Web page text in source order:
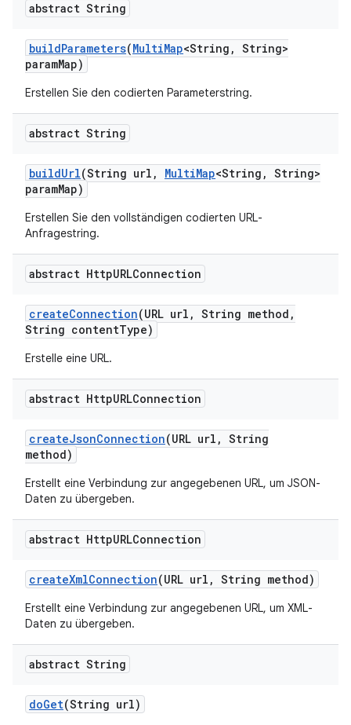
abstract String
buildParameters(MultiMap<String , String>
paramMap)
Erstellen Sie den codierten Parameterstring.
abstract String
buildUrl(String url , MultiMap<String , String>
paramMap)
Erstellen Sie den vollständigen codierten URL-
Anfragestring.
abstract HttpURLConnection
createConnection(URL url , String method ,
String contentType)
Erstelle eine URL.
abstract HttpURLConnection
createJsonConnection(URL url , String
method)
Erstellt eine Verbindung zur angegebenen URL, um JSON-
Daten zu übergeben.
abstract HttpURLConnection
createXmlConnection(URL url , String method)
Erstellt eine Verbindung zur angegebenen URL, um XML-
Daten zu übergeben.
abstract String
doGet(String url)